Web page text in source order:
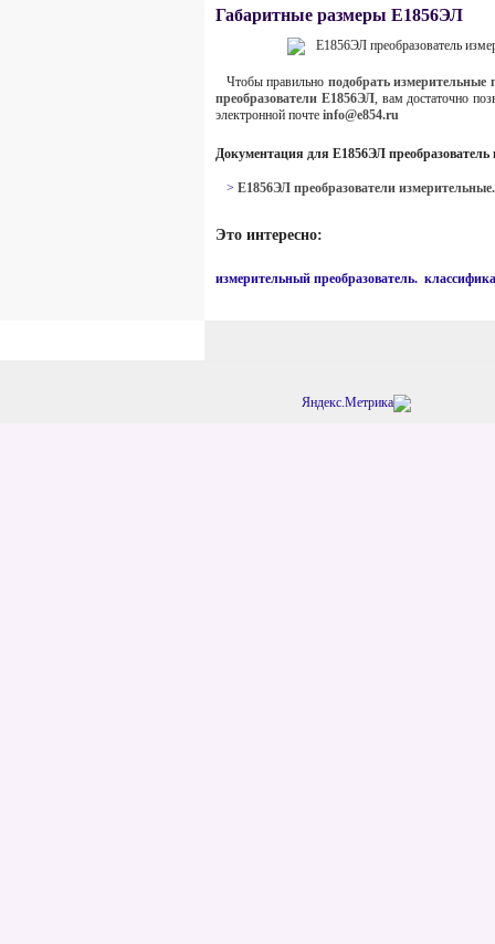
Габаритные размеры Е1856ЭЛ
Чтобы правильно подобрать измерительные
преобразователи Е1856ЭЛ, вам достаточно
электронной почте info@e854.ru
Документация для Е1856ЭЛ
> Е1856ЭЛ преобразователи
Это интересно:
измерительный преобразователь.